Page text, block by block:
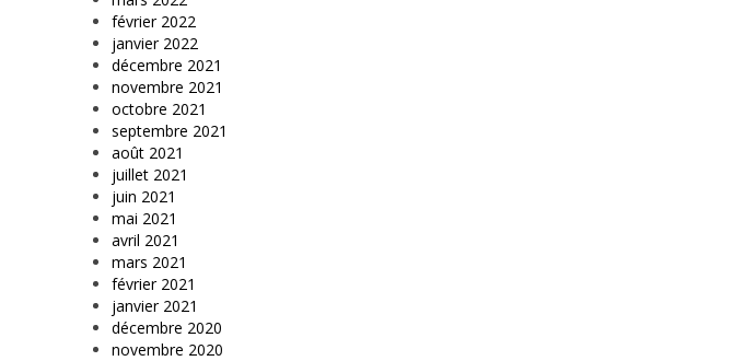
février 2022
janvier 2022
décembre 2021
novembre 2021
octobre 2021
septembre 2021
août 2021
juillet 2021
juin 2021
mai 2021
avril 2021
mars 2021
février 2021
janvier 2021
décembre 2020
novembre 2020